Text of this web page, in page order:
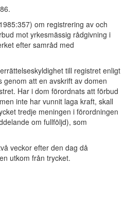
om registrering av och
mot yrkesmässig rådgivning i
efter samråd med
till registret enligt
att en avskrift av domen
Har i dom förordnats att förbud
inte har vunnit laga kraft, skall
tredje meningen i förordningen
om fullföljd), som
veckor efter den dag då
utkom från trycket.